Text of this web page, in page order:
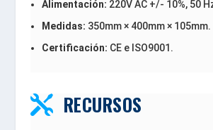
Alimentación: 220V AC +/- 10%, 50
Medidas: 350mm × 400mm × 105mm.
Certificación: CE e ISO9001.
 RECURSOS